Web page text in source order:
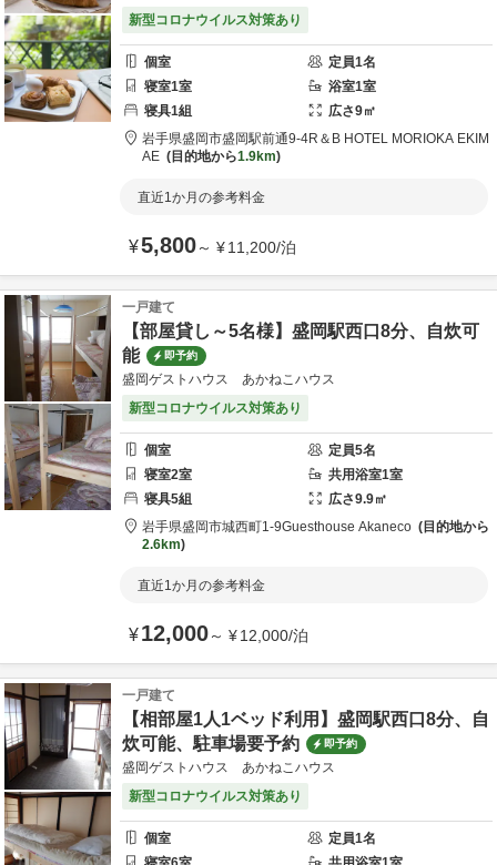
新型コロナウイルス対策あり
個室 定員1名
寝室1室 浴室1室
寝具1組 広さ9㎡
岩手県盛岡市盛岡駅前通9-4R＆B HOTEL MORIOKA EKIM
AE
目的地から1.9km
直近1か月の参考料金
¥5,800～ ¥11,200/泊
一戸建て
【部屋貸し～5名様】盛岡駅西口8分、自炊可
能
即予約
盛岡ゲストハウス あかねこハウス
新型コロナウイルス対策あり
個室 定員5名
寝室2室 共用浴室1室
寝具5組 広さ9.9㎡
岩手県盛岡市城西町1-9Guesthouse Akaneco
目的地から
2.6km
直近1か月の参考料金
¥12,000～ ¥12,000/泊
一戸建て
【相部屋1人1ベッド利用】盛岡駅西口8分、自
炊可能、駐車場要予約
即予約
盛岡ゲストハウス あかねこハウス
新型コロナウイルス対策あり
個室 定員1名